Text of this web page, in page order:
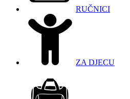
RUČNICI
ZA DJECU